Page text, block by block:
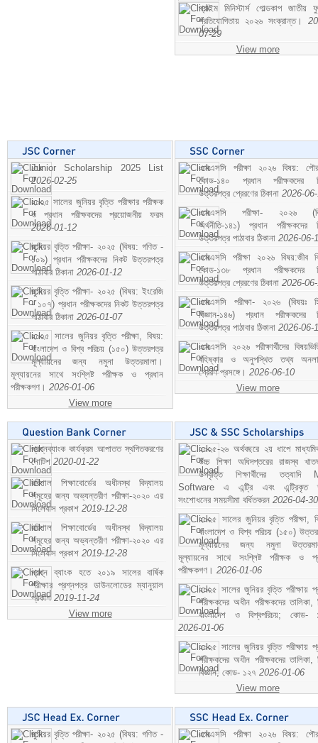
প্রাইম মিনিস্টার্স গোল্ডকাপ জাতীয়
প্রতিযোগিতায় ২০২৬ সংক্রান্ত।
07-29
View more
Junior Scholarship 2025 List
2026-02-25
২০২৫ সালের জুনিয়র বৃত্তি পরীক্ষার পরীক্ষক
ও প্রধান পরীক্ষকদের প্রয়োজনীয় ফরম
2026-01-12
জুনিয়র বৃত্তি পরীক্ষা- ২০২৫ (বিষয়: গণিত -
১০৯) প্রধান পরীক্ষকদের নিকট উত্তরপত্র
পাঠাবার ঠিকানা 2026-01-12
জুনিয়র বৃত্তি পরীক্ষা- ২০২৫ (বিষয়: ইংরেজি
- ১০৭) প্রধান পরীক্ষকদের নিকট উত্তরপত্র
পাঠাবার ঠিকানা 2026-01-07
২০২৫ সালের জুনিয়র বৃত্তি পরীক্ষা, বিষয়:
বাংলাদেশ ও বিশ্ব পরিচয় (১৫০) উত্তরপত্র
মূল্যায়নের জন্য নমুনা উত্তরমালা।
মূল্যায়নের সাথে সংশ্লিষ্ট পরীক্ষক ও প্রধান
পরীক্ষকগণ। 2026-01-06
View more
এসএসসি পরীক্ষা ২০২৬ বিষয়:
কোড-১৪০ প্রধান পরীক্ষকদের
উত্তরপত্র প্রেরণের ঠিকানা 2026-
এসএসসি পরীক্ষা- ২০২৬
অর্থনীতি-১৪১) প্রধান পরীক্ষকদের
উত্তরপত্র পাঠাবার ঠিকানা 2026-06-
এসএসসি পরীক্ষা ২০২৬ বিষয়:জীব
কোড-১৩৮ প্রধান পরীক্ষকদের
উত্তরপত্র প্রেরণের ঠিকানা 2026-
এসএসসি পরীক্ষা- ২০২৬ (বিষয়ঃ
বিজ্ঞান-১৪৬) প্রধান পরীক্ষকদের
উত্তরপত্র পাঠাবার ঠিকানা 2026-06-
এসএসসি ২০২৬ পরীক্ষার্থীদের
বহিষ্কার ও অনুপস্থিত তথ্য
প্রেরণ প্রসঙ্গে। 2026-06-10
View more
প্রশ্নব্যাংক কার্যক্রম আপাতত স্থগিতকরণের
নোটিশ 2020-01-22
বরিশাল শিক্ষাবোর্ডের অধীনস্থ বিদ্যালয়
সমূহের জন্য অভ্যন্তরীণ পরীক্ষা-২০২০ এর
সিলেবাস প্রকাশ 2019-12-28
বরিশাল শিক্ষাবোর্ডের অধীনস্থ বিদ্যালয়
সমূহের জন্য অভ্যন্তরীণ পরীক্ষা-২০২০ এর
সিলেবাস প্রকাশ 2019-12-28
প্রশ্ন ব্যাংক হতে ২০১৯ সালের বার্ষিক
পরীক্ষার প্রশ্নপত্র ডাউনলোডের ম্যানুয়াল
প্রকাশ 2019-11-24
View more
২০২৫-২৬ অর্থবছরে ২য় ধাপে
উচ্চ শিক্ষা অধিদপ্তরের রাজস্ব
উপবৃত্তি শিক্ষার্থীদের তত্যাদি
Software এ এন্ট্রি এবং এন্ট্রিকৃত
সংশোধনের সময়সীমা বর্ধিতকরন 2026-04-30
২০২৫ সালের জুনিয়র বৃত্তি পরীক্ষা,
বাংলাদেশ ও বিশ্ব পরিচয় (১৫০)
মূল্যায়নের জন্য নমুনা
মূল্যায়নের সাথে সংশ্লিষ্ট পরীক্ষক ও
পরীক্ষকগণ। 2026-01-06
২০২৫ সালের জুনিয়র বৃত্তি পরীক্ষায়
পরীক্ষকদের অধীন পরীক্ষকদের তালিকা,
বাংলাদেশ ও বিশ্বপরিচয়; কোড-
2026-01-06
২০২৫ সালের জুনিয়র বৃত্তি পরীক্ষায়
পরীক্ষকদের অধীন পরীক্ষকদের তালিকা,
বিজ্ঞান; কোড- ১২৭ 2026-01-06
View more
জুনিয়র বৃত্তি পরীক্ষা- ২০২৫ (বিষয়: গণিত -
এসএসসি পরীক্ষা ২০২৬ বিষয়: